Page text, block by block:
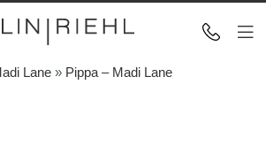
Lane » Pippa – Madi Lane